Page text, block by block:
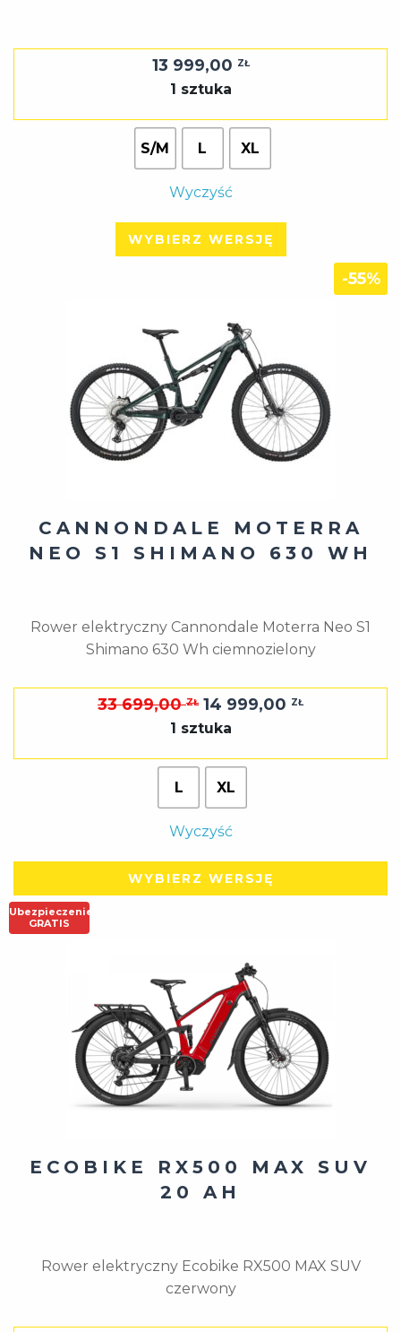
13 999,00 ZŁ
1 sztuka
S/M L XL
Wyczyść
WYBIERZ WERSJĘ
-55%
CANNONDALE MOTERRA
NEO S1 SHIMANO 630 WH
Rower elektryczny Cannondale Moterra Neo S1
Shimano 630 Wh ciemnozielony
33 699,00ZŁ Pierwotna
cena
14 999,00 ZŁAktualna
1 sztuka
L XL
Wyczyść
WYBIERZ WERSJĘ
Ubezpieczenie
GRATIS
ECOBIKE RX500 MAX SUV
20 AH
Rower elektryczny Ecobike RX500 MAX SUV
czerwony